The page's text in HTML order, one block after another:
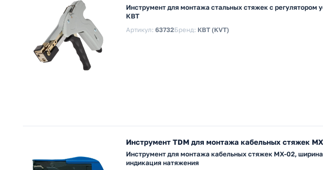
Инструмент для монтажа стальных стяжек с регулятором
КВТ
Артикул: 63732Бренд: КВТ (KVT)
Инструмент TDM для монтажа кабельных стяжек
Инструмент для монтажа кабельных стяжек МХ-02,
индикация натяжения